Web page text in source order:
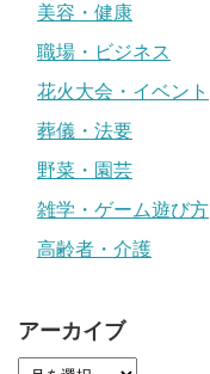
美容・健康
職場・ビジネス
花火大会・イベント
葬儀・法要
野菜・園芸
雑学・ゲーム遊び方
高齢者・介護
アーカイブ